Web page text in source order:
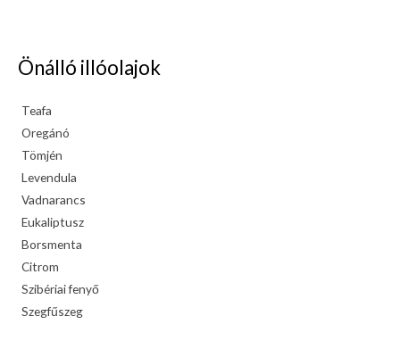
Önálló illóolajok
Teafa
Oregánó
Tömjén
Levendula
Vadnarancs
Eukaliptusz
Borsmenta
Citrom
Szibériai fenyő
Szegfűszeg